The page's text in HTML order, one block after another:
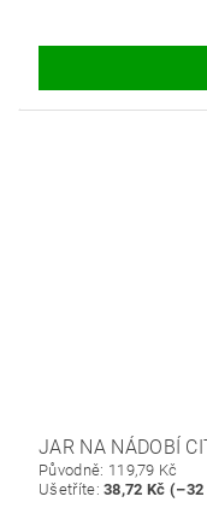
JAR NA NÁDOBÍ
Původně: 119,79 Kč
Ušetříte:38,72 Kč (–32